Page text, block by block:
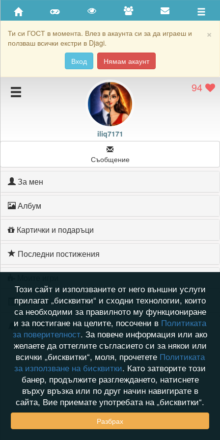
×
Ти си ГОСТ в момента. Влез в акаунта си за да играеш и
ползваш всички екстри в Djagi.
Вход
Нямам акаунт
Приятели
Хронология на игри
Подаръците на iliq7171
Картичките на iliq7171
94
iliq7171
Съобщение
За мен
Албум
Картички и подаръци
Последни постижения
Хронология на игри
Активност
Този сайт и използваните от него външни услуги
прилагат „бисквитки“ и сходни технологии, които
са необходими за правилното му функциониране
и за постигане на целите, посочени в Политиката
за поверителност. За повече информация или ако
желаете да оттеглите съгласието си за някои или
всички „бисквитки“, моля, прочетете Политиката
за използване на бисквитки. Като затворите този
банер, продължите разглеждането, натиснете
върху връзка или по друг начин навигирате в
сайта, Вие приемате употребата на „бисквитки“.
Разбрах